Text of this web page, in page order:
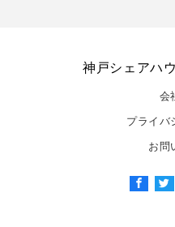
神戸シェアハ
会
プライバ
お問